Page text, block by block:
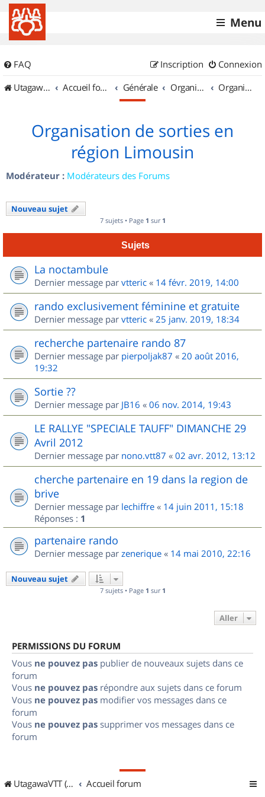
Menu
FAQ Connexion
Inscription
UtagawaVTT (Randos VTT et VTTAE avec traces GPS)
Accueil forum Générale Organisation de sorties & Recherche de partenaires Organisation de sorties en région Limousin
Organisation de sorties en
région Limousin
Modérateur : Modérateurs des Forums
Nouveau sujet
7 sujets • Page 1 sur 1
Sujets
La noctambule
Dernier message par vtteric « 14 févr. 2019, 14:00
rando exclusivement féminine et gratuite
Dernier message par vtteric « 25 janv. 2019, 18:34
recherche partenaire rando 87
Dernier message par pierpoljak87 « 20 août 2016,
19:32
Sortie ??
Dernier message par JB16 « 06 nov. 2014, 19:43
LE RALLYE "SPECIALE TAUFF" DIMANCHE 29
Avril 2012
Dernier message par nono.vtt87 « 02 avr. 2012, 13:12
cherche partenaire en 19 dans la region de
brive
Dernier message par lechiffre « 14 juin 2011, 15:18
Réponses : 1
partenaire rando
Dernier message par zenerique « 14 mai 2010, 22:16
Nouveau sujet
7 sujets • Page 1 sur 1
Aller
PERMISSIONS DU FORUM
Vous ne pouvez pas publier de nouveaux sujets dans ce
forum
Vous ne pouvez pas répondre aux sujets dans ce forum
Vous ne pouvez pas modifier vos messages dans ce
forum
Vous ne pouvez pas supprimer vos messages dans ce
forum
UtagawaVTT (Randos VTT et VTTAE avec traces GPS) Accueil forum